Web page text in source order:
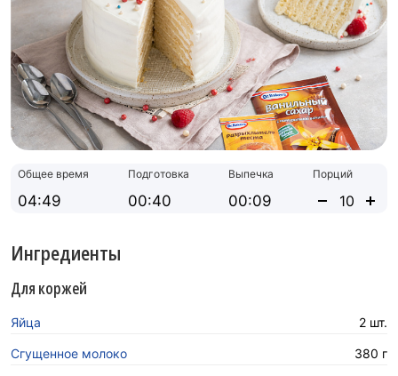
Общее время
04:49
Подготовка
00:40
Выпечка
00:09
Порций
Ингредиенты
Для коржей
Яйца 2 шт.
Сгущенное молоко 380 г